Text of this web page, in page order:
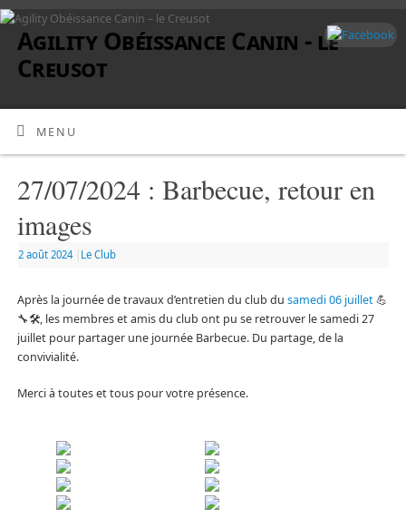
Agility Obéissance Canin - le
Creusot
MENU
27/07/2024 : Barbecue, retour en
images
2 août 2024 Le Club
Après la journée de travaux d’entretien du club du samedi 06 juillet💪
🔧🛠, les membres et amis du club ont pu se retrouver le samedi 27
juillet pour partager une journée Barbecue. Du partage, de la
convivialité.
Merci à toutes et tous pour votre présence.